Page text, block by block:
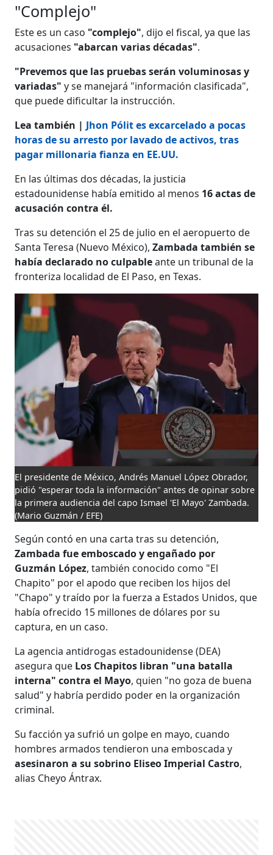
"Complejo"
Este es un caso "complejo", dijo el fiscal, ya que las
acusaciones "abarcan varias décadas".
"Prevemos que las pruebas serán voluminosas y
variadas"y se manejará "información clasificada",
que puede dificultar la instrucción.
Lea también |Jhon Pólit es excarcelado a pocas
horas de su arresto por lavado de activos, tras
pagar millonaria fianza en EE.UU.
En las últimas dos décadas, la justicia
estadounidense había emitido al menos 16 actas de
acusación contra él.
Tras su detención el 25 de julio en el aeropuerto de
Santa Teresa (Nuevo México),Zambada también se
había declarado no culpableante un tribunal de la
fronteriza localidad de El Paso, en Texas.
El presidente de México, Andrés Manuel López Obrador,
pidió "esperar toda la información" antes de opinar sobre
la primera audiencia del capo Ismael 'El Mayo' Zambada.
(Mario Guzmán / EFE)
Según contó en una carta tras su detención,
Zambada fue emboscado y engañado por
Guzmán López, también conocido como "El
Chapito" por el apodo que reciben los hijos del
"Chapo" y traído por la fuerza a Estados Unidos, que
había ofrecido 15 millones de dólares por su
captura, en un caso.
La agencia antidrogas estadounidense (DEA)
asegura que Los Chapitos libran "una batalla
interna" contra el Mayo, quien "no goza de buena
salud" y habría perdido poder en la organización
criminal.
Su facción ya sufrió un golpe en mayo, cuando
hombres armados tendieron una emboscada y
asesinaron a su sobrino Eliseo Imperial Castro,
alias Cheyo Ántrax.